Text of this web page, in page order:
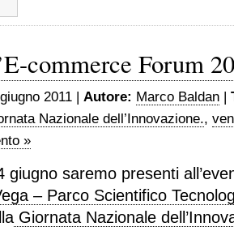
commerce Forum
2011 | Autore: Marco Baldan |
Nazionale dell’Innovazione.,
»
giugno saremo presenti
– Parco Scientifico
Giornata Nazionale